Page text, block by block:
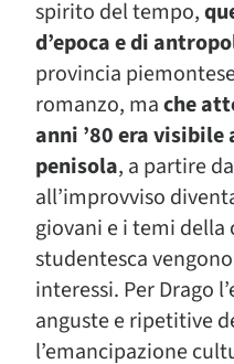
spirito del tempo,
d’epoca e di
provincia
romanzo, mache
anni ’80 era
penisola, a partire
all’improvviso
giovani e i temi
studentesca
interessi. Per Drago
anguste e ripetitive
l’emancipazione